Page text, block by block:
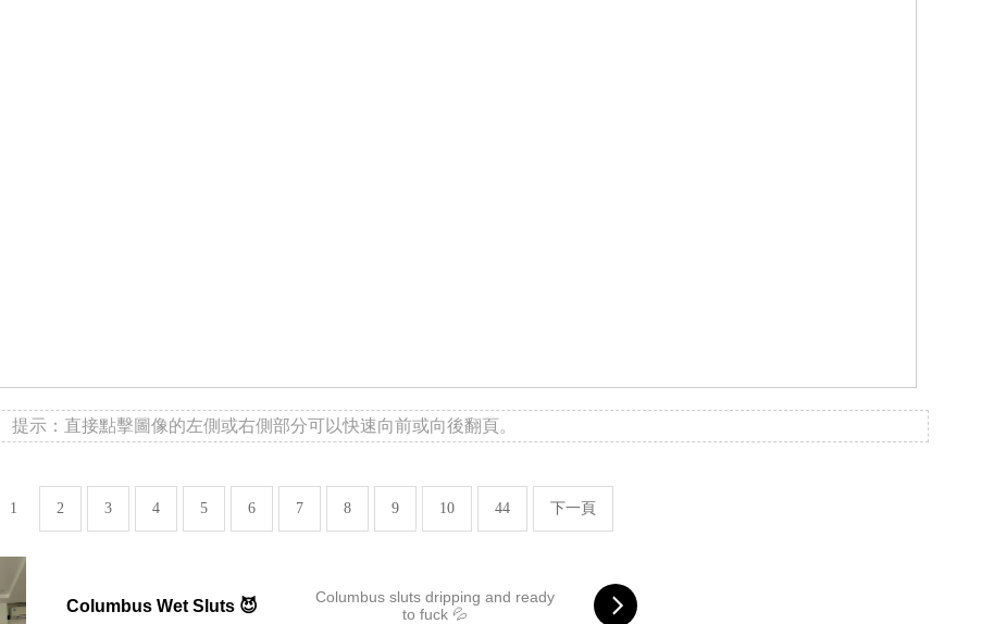
提示：直接點擊圖像的左側或右側部分可以快速向前或向後翻頁。
1 2 3 4 5 6 7 8 9 10 44 下一頁
Columbus Wet Sluts 😈
Columbus sluts dripping and ready
to fuck 💦